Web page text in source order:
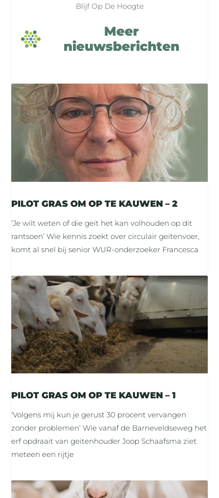
Blijf Op De Hoogte
Meer
nieuwsberichten
PILOT GRAS OM OP TE KAUWEN – 2
‘Je wilt weten of die geit het kan volhouden op dit
rantsoen’ Wie kennis zoekt over circulair geitenvoer,
komt al snel bij senior WUR-onderzoeker Francesca
PILOT GRAS OM OP TE KAUWEN – 1
‘Volgens mij kun je gerust 30 procent vervangen
zonder problemen’ Wie vanaf de Barneveldseweg het
erf opdraait van geitenhouder Joop Schaafsma ziet
meteen een rijtje